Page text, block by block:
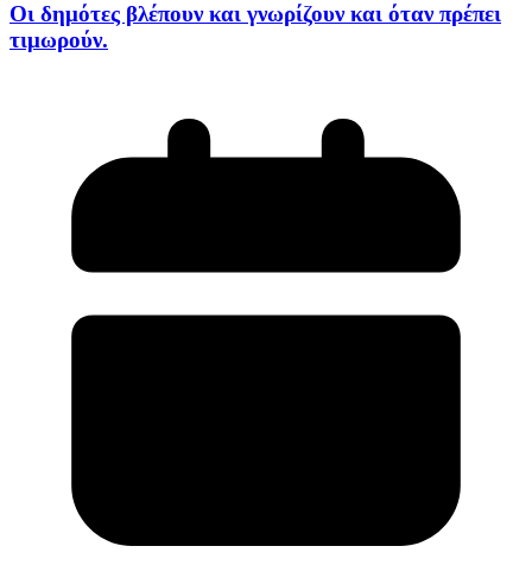
Οι δημότες βλέπουν και γνωρίζουν και όταν πρέπει
τιμωρούν.